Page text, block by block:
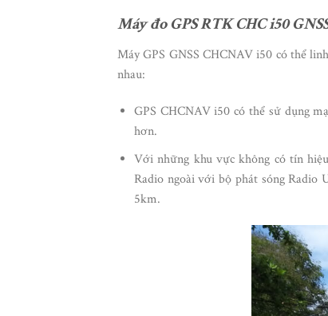
Máy đo GPS RTK CHC i50
Máy GPS GNSS CHCNAV i50 có thể
nhau:
GPS CHCNAV i50 có thể sử dụng
hơn.
Với những khu vực không có tín
Radio ngoài với bộ phát sóng
5km.